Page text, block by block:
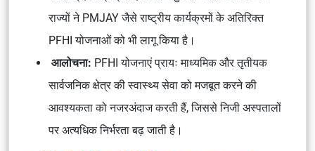
राज्यों ने PMJAY जैसे राष्ट्रीय कार्यक्रमों के अतिरिक्त
PFHI योजनाओं को भी लागू किया है।
आलोचना: PFHI योजनाएं प्रायः माध्यमिक और तृतीयक
सार्वजनिक क्षेत्र की स्वास्थ्य सेवा को मजबूत करने की
आवश्यकता को नजरअंदाज करती हैं, जिससे निजी अस्पतालों
पर अत्यधिक निर्भरता बढ़ जाती है।